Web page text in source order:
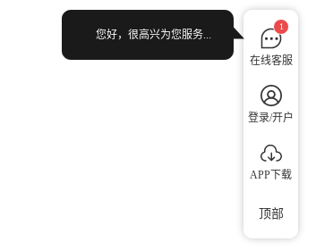
1
在线客服
登录/开户
APP下载
您好，很高兴为您服务...
顶部